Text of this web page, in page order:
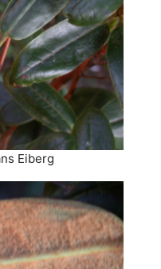
Eiberg